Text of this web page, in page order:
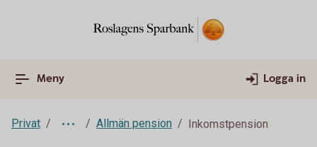
Meny Logga in
Privat Allmän pension Inkomstpension